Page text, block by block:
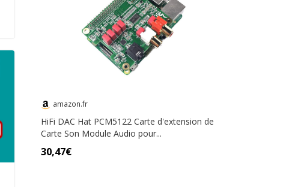
amazon.fr
HiFi DAC Hat PCM5122 Carte d'extension de
Carte Son Module Audio pour...
30,47€